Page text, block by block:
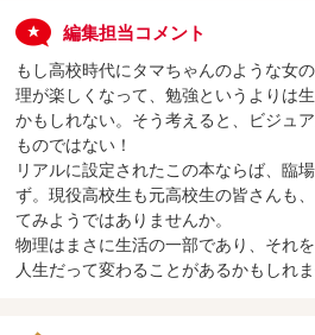
編集担当コメント
もし高校時代にタマちゃんのような女
理が楽しくなって、勉強というよりは
かもしれない。そう考えると、ビジュ
ものではない！
リアルに設定されたこの本ならば、臨
ず。現役高校生も元高校生の皆さんも
てみようではありませんか。
物理はまさに生活の一部であり、それ
人生だって変わることがあるかもしれま